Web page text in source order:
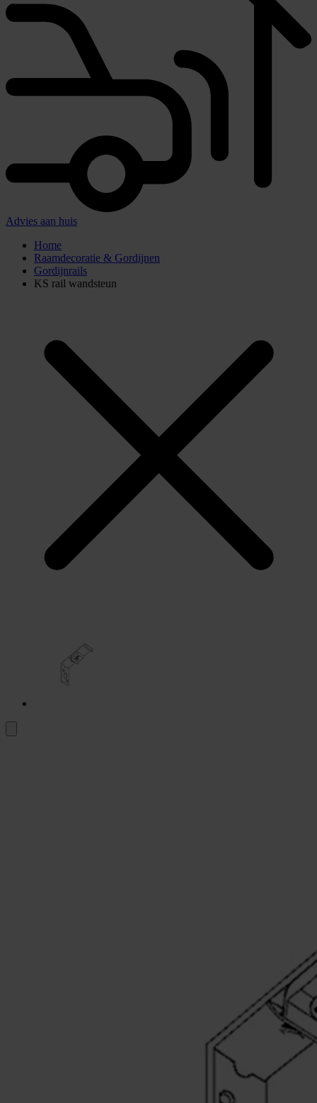
Advies aan huis
Home
Raamdecoratie & Gordijnen
Gordijnrails
KS rail wandsteun